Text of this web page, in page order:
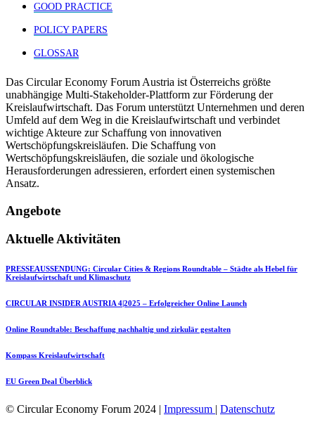
GOOD PRACTICE
POLICY PAPERS
GLOSSAR
Das Circular Economy Forum Austria ist Österreichs größte
unabhängige Multi-Stakeholder-Plattform zur Förderung der
Kreislaufwirtschaft. Das Forum unterstützt Unternehmen und deren
Umfeld auf dem Weg in die Kreislaufwirtschaft und verbindet
wichtige Akteure zur Schaffung von innovativen
Wertschöpfungskreisläufen. Die Schaffung von
Wertschöpfungskreisläufen, die soziale und ökologische
Herausforderungen adressieren, erfordert einen systemischen
Ansatz.
Angebote
Aktuelle Aktivitäten
PRESSEAUSSENDUNG: Circular Cities & Regions Roundtable – Städte als Hebel für
Kreislaufwirtschaft und Klimaschutz
CIRCULAR INSIDER AUSTRIA 4|2025 – Erfolgreicher Online Launch
Online Roundtable: Beschaffung nachhaltig und zirkulär gestalten
Kompass Kreislaufwirtschaft
EU Green Deal Überblick
© Circular Economy Forum 2024 | Impressum | Datenschutz